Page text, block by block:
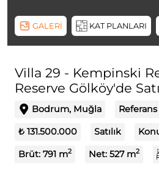
GALERİ KAT PLANLARI
Villa 29 - Kempinski
Reserve Gölköy'de
Bodrum, Muğla Referans
₺ 131.500.000 Satılık
Brüt: 791 m2 Net: 527 m2